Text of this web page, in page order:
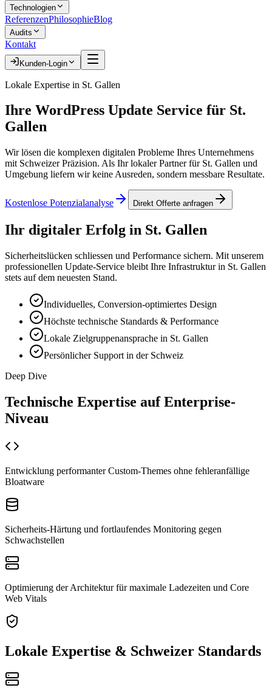
Technologien
ReferenzenPhilosophieBlog
Audits
Kontakt
Kunden-Login
Lokale Expertise in St. Gallen
Ihre WordPress Update Service für St.
Gallen
Wir lösen die komplexen digitalen Probleme Ihres Unternehmens
mit Schweizer Präzision. Als Ihr lokaler Partner für St. Gallen und
Umgebung liefern wir keine Ausreden, sondern messbare Resultate.
Kostenlose Potenzialanalyse Direkt Offerte anfragen
Ihr digitaler Erfolg in St. Gallen
Sicherheitslücken schliessen und Performance sichern. Mit unserem
professionellen Update-Service bleibt Ihre Infrastruktur in St. Gallen
stets auf dem neuesten Stand.
Individuelles, Conversion-optimiertes Design
Höchste technische Standards & Performance
Lokale Zielgruppenansprache in St. Gallen
Persönlicher Support in der Schweiz
Deep Dive
Technische Expertise auf Enterprise-
Niveau
Entwicklung performanter Custom-Themes ohne fehleranfällige
Bloatware
Sicherheits-Härtung und fortlaufendes Monitoring gegen
Schwachstellen
Optimierung der Architektur für maximale Ladezeiten und Core
Web Vitals
Lokale Expertise & Schweizer Standards